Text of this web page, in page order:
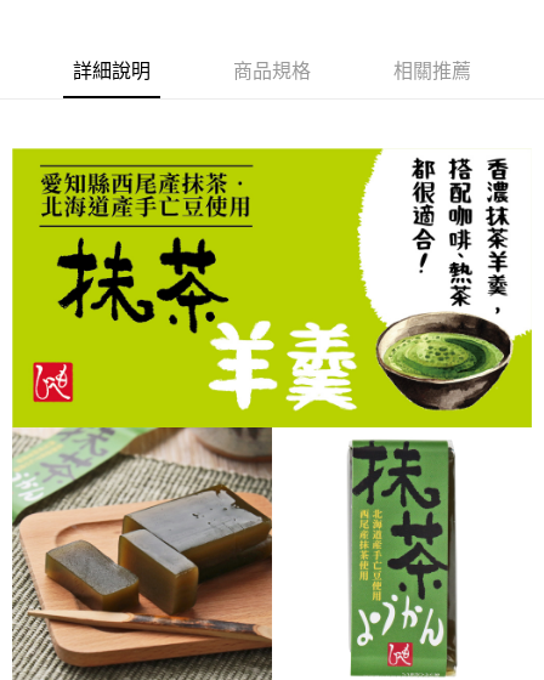
１．簡單：不需註冊會員、不需綁卡、不需儲值。
２．便利：只要手機號碼，簡訊認證，即可結帳。
３．安心：先確認商品／服務後，再付款。
【「AFTEE先享後付」結帳流程】
１．於結帳方式選擇「AFTEE先享後付」後，將跳轉至「AFTEE先享後付」
結帳頁面，進行簡訊認證並確認金額後，即可完成結帳。
２．訂單成立數日內，您將收到繳費通知簡訊。
３．收到繳費通知簡訊後14天內，點擊此簡訊中的連結，可透過四大超商／
ATM／網路銀行／等多元方式進行付款，方視為交易完成。
※ 請注意：結帳手續完成當下不需立刻繳費，但若您需要取消訂單，請聯絡
購買商品的店家。未經商家同意取消之訂單仍視為有效，需透過AFTEE先享
後付繳納相關費用。
※ 交易是否成功請以「AFTEE先享後付 」之結帳頁面顯示為準，若有關於
是否繳費成功／繳費後需取消欲退款等相關疑問，請聯繫「AFTEE先享後付
客戶支援中心」
https://netprotections.freshdesk.com/support/home
【注意事項】
１．透過由恩沛科技股份有限公司提供之「AFTEE先享後付」服務完成之交
易，需依本服務之必要範圍內提供個人資料，並將交易相關給付款項請求債
權轉讓予恩沛科技股份有限公司。
２．關於個人資料處理事宜，請瀏覽以下網址：
https://aftee.tw/terms/#terms3
３．未成年的使用者請事先徵得法定代理人或監護人之同意方可使用
「AFTEE先享後付」，若未經同意申辦者引起之損失，本公司不負相關責
任。
４．使用「AFTEE先享後付」時，將依據個別帳號之用戶狀況，依本公司即
時審查核予不同之上限額度；若仍有額度不足之情形，本公司將視審查結果
請求用戶進行身份認證。
每筆NT$120，滿NT$899(含以上)免運費
詳細說明 商品規格 相關推薦